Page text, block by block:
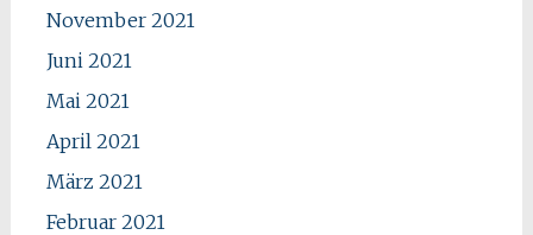
November 2021
Juni 2021
Mai 2021
April 2021
März 2021
Februar 2021